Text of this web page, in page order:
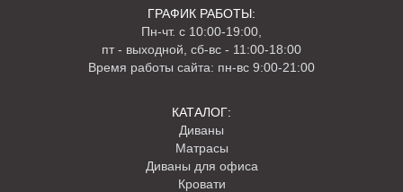
Принимается наличным платежом по факту доставки и осмотра
товара. Кроме того, возможна оплата банковской картой. При
необходимости, этот тип оплаты обязательно нужно это указать в
заказе, так как не все машины оборудованы терминалом
размере 50% от стоимости заказа. Остальные 50% оплачиваются по
ГРАФИК РАБОТЫ:
Пн-чт. с 10:00-19:00,
пт - выходной, сб-вс - 11:00-18:00
Время работы сайта: пн-вс 9:00-21:00
КАТАЛОГ:
Диваны
Матрасы
Диваны для офиса
Кровати